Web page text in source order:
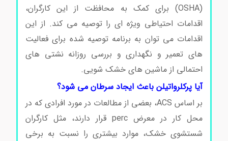
(OSHA) برای کمک به محافظت از این کارگران،
اقدامات احتیاطی ویژه ای را توصیه می کند. از این
اقدامات می توان به برنامه توصیه شده برای فعالیت
های تعمیر و نگهداری و بررسی روزانه نشتی های
احتمالی از ماشین های خشک شویی.
آیا پرکلرواتیلن باعث ایجاد سرطان می شود؟
بر اساس ACS، بعضی از مطالعات در مورد افرادی که در
محل کار در معرض perc قرار دارند، مثل کارگران
شستشوی خشک، موارد بیشتری را نسبت به برخی